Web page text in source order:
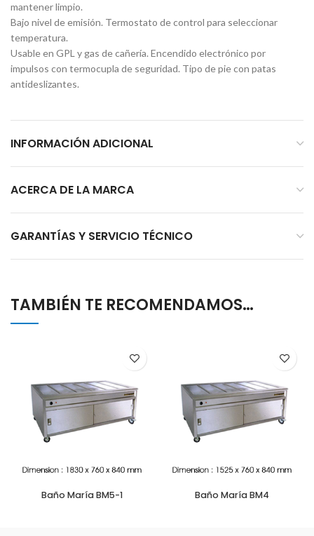
mantener limpio.
Bajo nivel de emisión. Termostato de control para seleccionar
temperatura.
Usable en GPL y gas de cañería. Encendido electrónico por
impulsos con termocupla de seguridad. Tipo de pie con patas
antideslizantes.
INFORMACIÓN ADICIONAL
ACERCA DE LA MARCA
GARANTÍAS Y SERVICIO TÉCNICO
TAMBIÉN TE RECOMENDAMOS…
Baño María BM5-1 Baño María BM4